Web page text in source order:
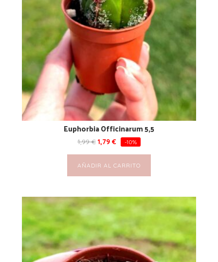
Euphorbia Officinarum 5,5
1,99€ 1,79 € -10%
AÑADIR AL CARRITO